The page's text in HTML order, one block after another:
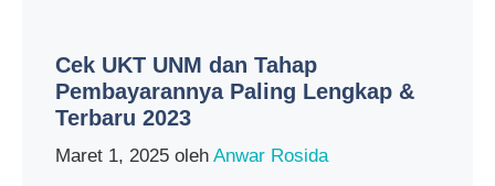
Cek UKT UNM dan Tahap
Pembayarannya Paling Lengkap &
Terbaru 2023
Maret 1, 2025 oleh Anwar Rosida